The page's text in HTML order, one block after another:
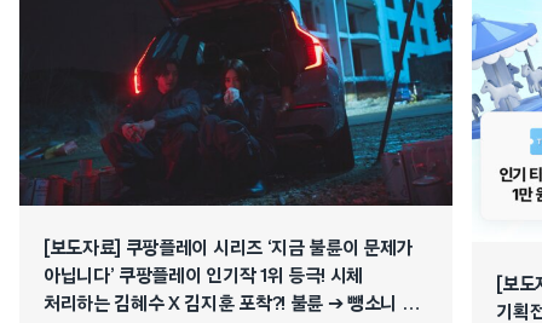
[보도자료] 쿠팡플레이 시리즈 ‘지금 불륜이 문제가
아닙니다’ 쿠팡플레이 인기작 1위 등극! 시체
처리하는 김혜수 X 김지훈 포착?! 불륜 ➔ 뺑소니 ➔
[보
기획